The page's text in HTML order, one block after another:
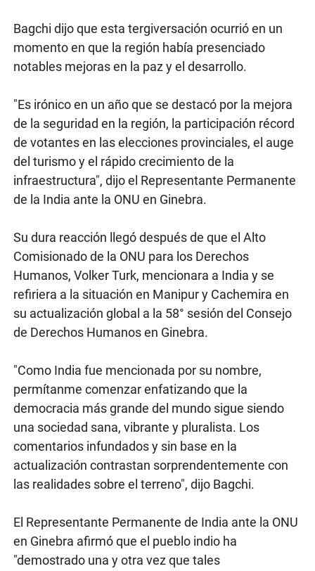
Bagchi dijo que esta tergiversación ocurrió en un
momento en que la región había presenciado
notables mejoras en la paz y el desarrollo.
"Es irónico en un año que se destacó por la mejora
de la seguridad en la región, la participación récord
de votantes en las elecciones provinciales, el auge
del turismo y el rápido crecimiento de la
infraestructura", dijo el Representante Permanente
de la India ante la ONU en Ginebra.
Su dura reacción llegó después de que el Alto
Comisionado de la ONU para los Derechos
Humanos, Volker Turk, mencionara a India y se
refiriera a la situación en Manipur y Cachemira en
su actualización global a la 58° sesión del Consejo
de Derechos Humanos en Ginebra.
"Como India fue mencionada por su nombre,
permítanme comenzar enfatizando que la
democracia más grande del mundo sigue siendo
una sociedad sana, vibrante y pluralista. Los
comentarios infundados y sin base en la
actualización contrastan sorprendentemente con
las realidades sobre el terreno", dijo Bagchi.
El Representante Permanente de India ante la ONU
en Ginebra afirmó que el pueblo indio ha
"demostrado una y otra vez que tales